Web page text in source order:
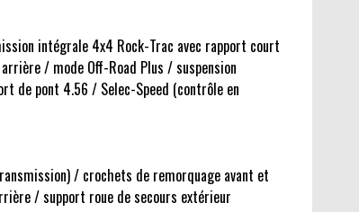
intégrale 4x4 Rock-Trac avec rapport court
/ mode Off-Road Plus / suspension
de pont 4.56 / Selec-Speed (contrôle en
/ crochets de remorquage avant et
/ support roue de secours extérieur